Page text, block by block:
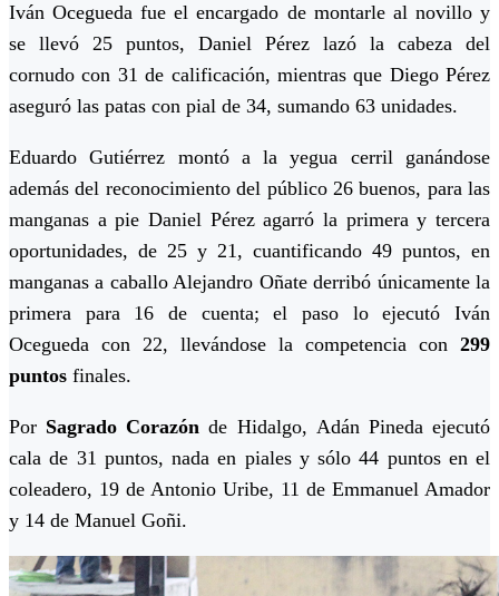
Iván Ocegueda fue el encargado de montarle al novillo y
se llevó 25 puntos, Daniel Pérez lazó la cabeza del
cornudo con 31 de calificación, mientras que Diego Pérez
aseguró las patas con pial de 34, sumando 63 unidades.
Eduardo Gutiérrez montó a la yegua cerril ganándose
además del reconocimiento del público 26 buenos, para las
manganas a pie Daniel Pérez agarró la primera y tercera
oportunidades, de 25 y 21, cuantificando 49 puntos, en
manganas a caballo Alejandro Oñate derribó únicamente la
primera para 16 de cuenta; el paso lo ejecutó Iván
Ocegueda con 22, llevándose la competencia con 299
puntos finales.
Por Sagrado Corazón de Hidalgo, Adán Pineda ejecutó
cala de 31 puntos, nada en piales y sólo 44 puntos en el
coleadero, 19 de Antonio Uribe, 11 de Emmanuel Amador
y 14 de Manuel Goñi.